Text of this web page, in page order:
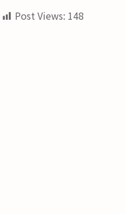
Post Views: 148